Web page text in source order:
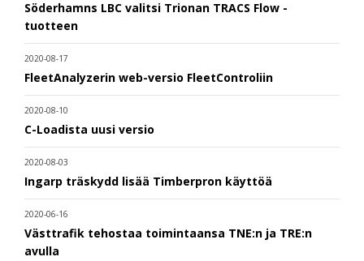
Söderhamns LBC valitsi Trionan TRACS Flow -
tuotteen
2020-08-17
FleetAnalyzerin web-versio FleetControliin
2020-08-10
C-Loadista uusi versio
2020-08-03
Ingarp träskydd lisää Timberpron käyttöä
2020-06-16
Västtrafik tehostaa toimintaansa TNE:n ja TRE:n
avulla